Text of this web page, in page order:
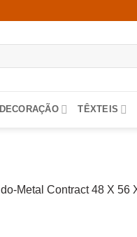
DECORAÇÃO TÊXTEIS